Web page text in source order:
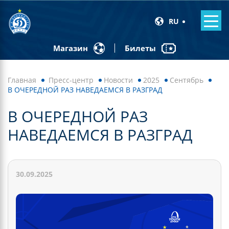
RU
Магазин Билеты
Главная Пресс-центр Новости 2025
Сентябрь
В ОЧЕРЕДНОЙ РАЗ НАВЕДАЕМСЯ В РАЗГРАД
В ОЧЕРЕДНОЙ РАЗ
НАВЕДАЕМСЯ В РАЗГРАД
30.09.2025